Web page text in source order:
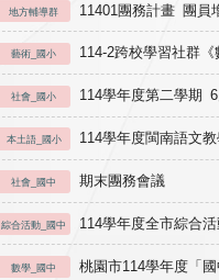
地方輔導群 11401團務計畫 團員
藝術_國小 114-2跨校學習社群
社會_國小 114學年度第二學期
本土語_國小 114學年度閩南語文
社會_國中 期末團務會議
綜合活動_國中 114學年度全市綜合
數學_國中 桃園市114學年度「